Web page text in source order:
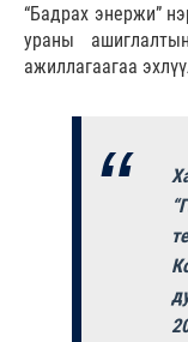
“Бадрах энержи”
ураны
ажиллагаагаа